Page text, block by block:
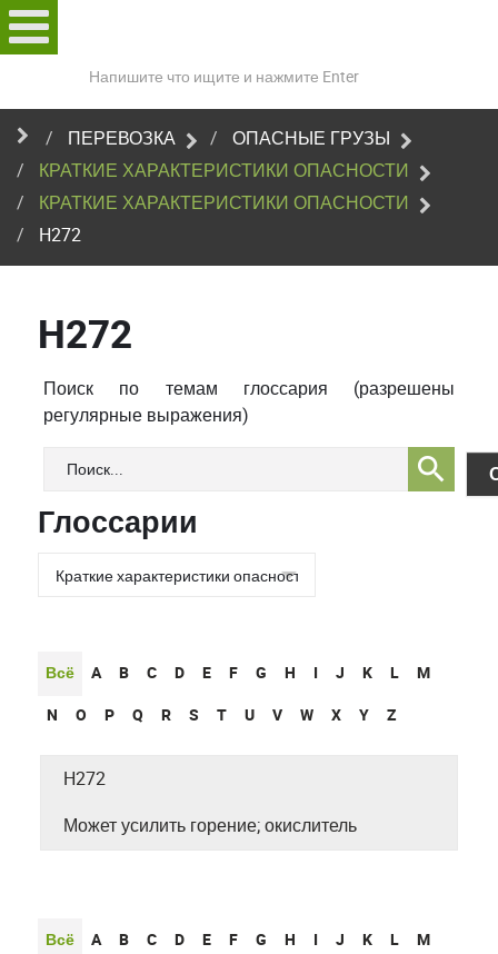
сайту
ПЕРЕВОЗКА
ОПАСНЫЕ ГРУЗЫ
КРАТКИЕ ХАРАКТЕРИСТИКИ ОПАСНОСТИ
КРАТКИЕ ХАРАКТЕРИСТИКИ ОПАСНОСТИ
H272
H272
Поиск по темам глоссария (разрешены
регулярные выражения)
Глоссарии
Всё A B C D E F G H I J K L
M
N
O P Q R S T U V W X Y Z
H272
Может усилить горение; окислитель
Всё A B C D E F G H I J K L
M